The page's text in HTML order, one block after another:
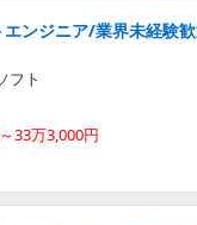
エンジニア/業界未経験
フト
33万3,000円